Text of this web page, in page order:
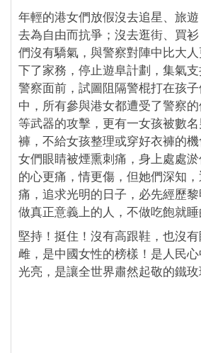
年輕的港女們放假沒去追星、旅
去為自由而抗爭；沒去逛街、買
們沒有驕氣，與警察對陣中比大
下了家務，停止遊阜計劃，集氣
警察面前，試圖阻隔警棍打在孩
中，所有參與港女都遭受了警察
等武器的攻擊，更有一女孩被數
褲，不給女孩整理或穿好衣褲的
女們眼睛被煙熏刺痛，身上處處
的心更痛，情更傷，但她們深知
痛，追求光明的日子，必先經歷
做真正意義上的人，不做吃飽就睡
堅持！挺住！沒有高跟鞋，也沒
雌，是中國女性的榜樣！是人民
光亮，是讓全世界肅然起敬的鐵